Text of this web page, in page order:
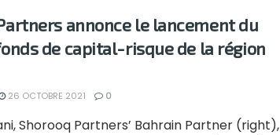
annonce le lancement du
de capital-risque de la région
26 OCTOBRE 2021 0
Shorooq Partners’ Bahrain Partner (right),